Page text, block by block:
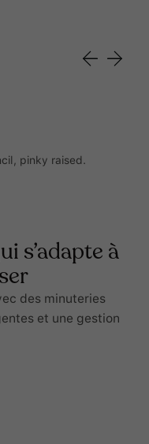
s’adapte à
des minuteries
et une gestion